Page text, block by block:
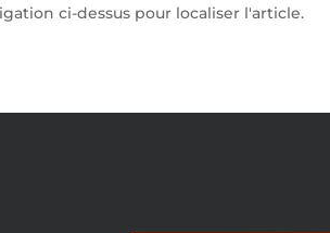
ci-dessus pour localiser l'article.